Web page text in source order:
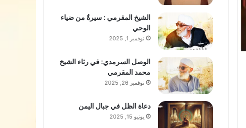
الشيخ المقرمي : سيرةٌ من ضياء
الوحي
نوفمبر 1, 2025
الوصل السرمدي: في رثاء الشيخ
محمد المقرمي
نوفمبر 26, 2025
دعاة الظل في جبال اليمن
يونيو 15, 2025